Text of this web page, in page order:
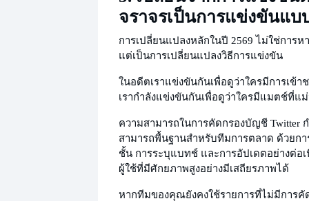
จราจรเป็นการแข่งขันแบ
การเปลี่ยนแปลงหลักในปี 2569 ไม่ใช่การ
แต่เป็นการเปลี่ยนแปลงวิธีการแข่งขัน
ในอดีตเราแข่งขันกันเพื่อดูว่าใครมีการเข้
เรากำลังแข่งขันกันเพื่อดูว่าใครมีแมตช์ที่แ
ความสามารถในการคัดกรองบัญชี Twitter
สามารถพื้นฐานสำหรับทีมการตลาด ด้วยก
ชั้น การระบุแบทช์ และการอัปเดตอย่างต่อ
ผู้ใช้ที่มีศักยภาพสูงอย่างมีเสถียรภาพได้
หากทีมของคุณยังคงใช้รายการที่ไม่มีการคั